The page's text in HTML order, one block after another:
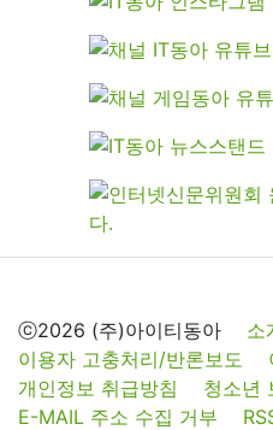
ⓒ2026 (주)아이티동아 소
이용자 고충처리/반론보도
개인정보 취급방침
청소년
E-MAIL 주소 수집 거부